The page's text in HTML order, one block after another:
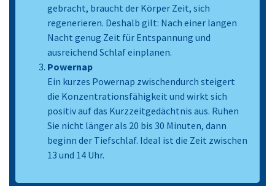
gebracht, braucht der Körper Zeit, sich
regenerieren. Deshalb gilt: Nach einer langen
Nacht genug Zeit für Entspannung und
ausreichend Schlaf einplanen.
Powernap
Ein kurzes Powernap zwischendurch steigert
die Konzentrationsfähigkeit und wirkt sich
positiv auf das Kurzzeitgedächtnis aus. Ruhen
Sie nicht länger als 20 bis 30 Minuten, dann
beginn der Tiefschlaf. Ideal ist die Zeit zwischen
13 und 14 Uhr.